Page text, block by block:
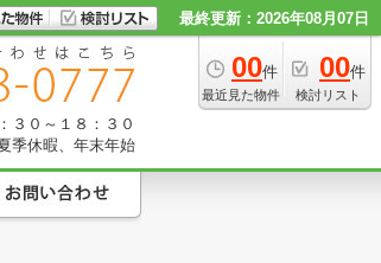
最終更新：2026年08月07日
00件
最近見た物件
00件
検討リスト
３０～１８：３０
季休暇、年末年始